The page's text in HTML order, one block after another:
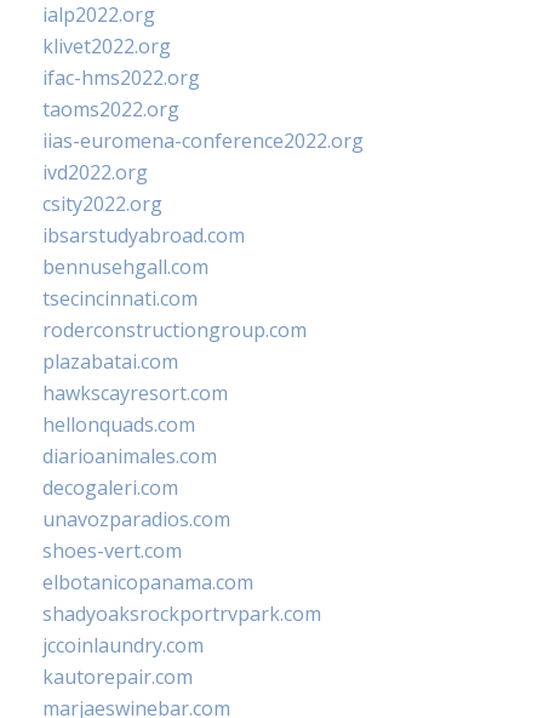
ialp2022.org
klivet2022.org
ifac-hms2022.org
taoms2022.org
iias-euromena-conference2022.org
ivd2022.org
csity2022.org
ibsarstudyabroad.com
bennusehgall.com
tsecincinnati.com
roderconstructiongroup.com
plazabatai.com
hawkscayresort.com
hellonquads.com
diarioanimales.com
decogaleri.com
unavozparadios.com
shoes-vert.com
elbotanicopanama.com
shadyoaksrockportrvpark.com
jccoinlaundry.com
kautorepair.com
marjaeswinebar.com